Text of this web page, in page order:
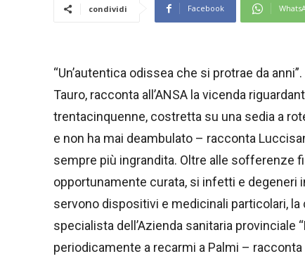
condividi Facebook
“Un’autentica odissea che si protrae da
Tauro, racconta all’ANSA la vicenda
trentacinquenne, costretta su una sedia a
e non ha mai deambulato – racconta
sempre più ingrandita. Oltre alle sofferenze
opportunamente curata, si infetti e degeneri
servono dispositivi e medicinali particolari,
specialista dell’Azienda sanitaria
periodicamente a recarmi a Palmi –